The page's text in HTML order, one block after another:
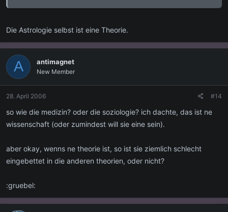
Die Astrologie selbst ist eine Theorie.
A antimagnet
New Member
28. April 2006 #14
so wie die medizin? oder die soziologie? ich dachte, das ist ne
wissenschaft (oder zumindest will sie eine sein).
aber okay, wenns ne theorie ist, so ist sie ziemlich schlecht
eingebettet in die anderen theorien, oder nicht?
:gruebel: